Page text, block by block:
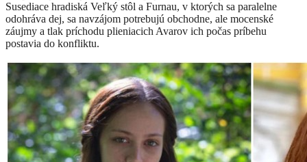
Susediace hradiská Veľký stôl a Furnau, v ktorých sa paralelne
odohráva dej, sa navzájom potrebujú obchodne, ale mocenské
záujmy a tlak príchodu plieniacich Avarov ich počas príbehu
postavia do konfliktu.